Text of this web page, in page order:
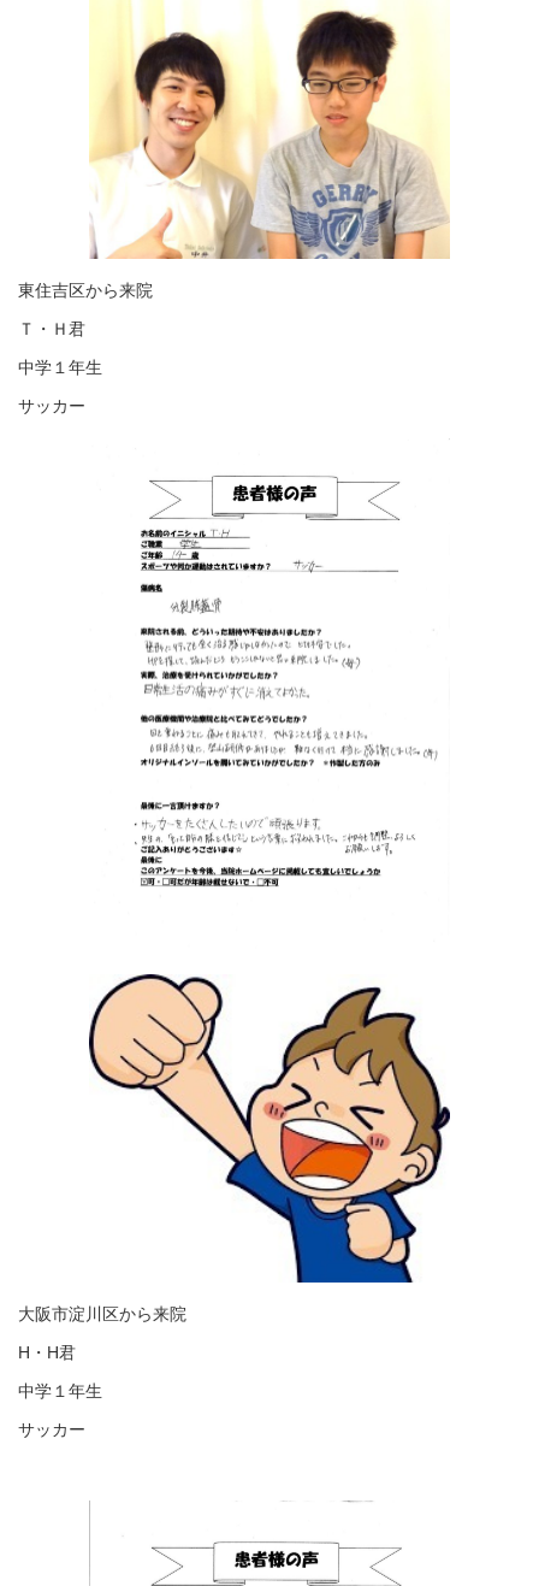
東住吉区から来院
Ｔ・Ｈ君
中学１年生
サッカー
大阪市淀川区から来院
H・H君
中学１年生
サッカー